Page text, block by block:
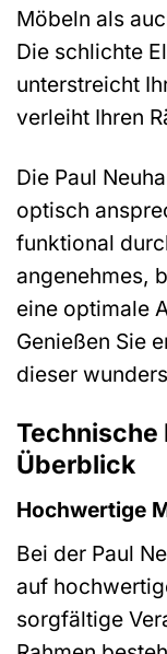
Möbeln als
Die schlichte
unterstreicht
verleiht Ihren
Die Paul
optisch
funktional
angenehmes,
eine optimale
Genießen Sie
dieser
Technische
Überblick
Hochwertige
Bei der Paul
auf
sorgfältige